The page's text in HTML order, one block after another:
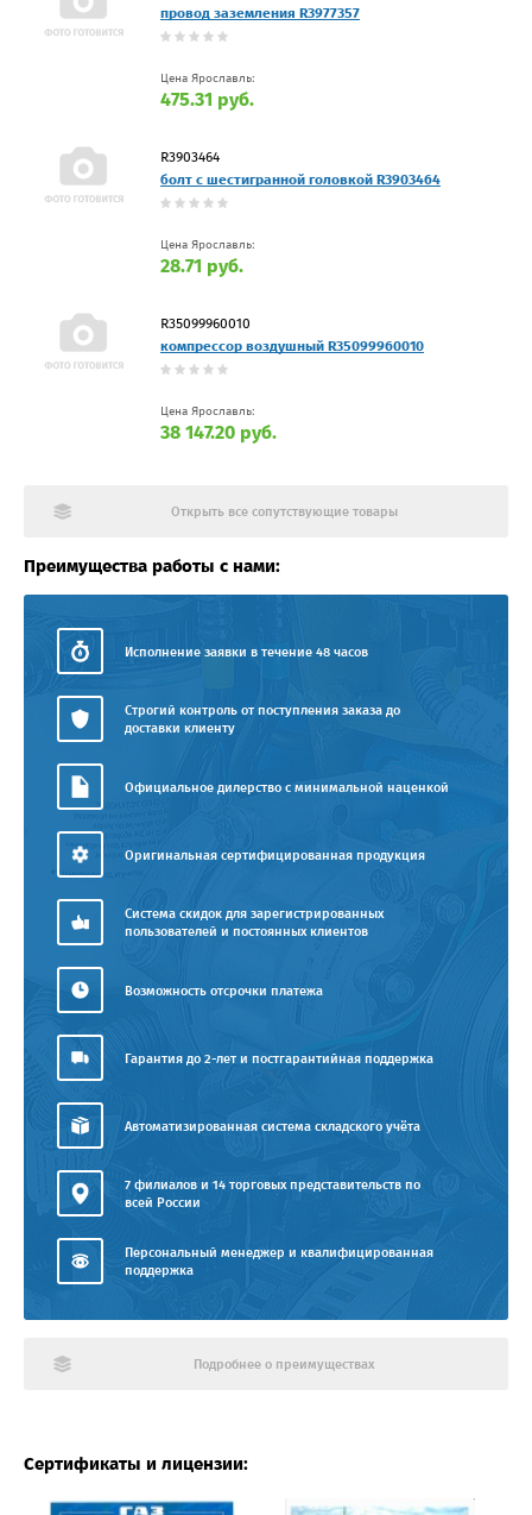
провод заземления R3977357
Цена Ярославль:
475.31 руб.
R3903464
болт с шестигранной головкой R3903464
Цена Ярославль:
28.71 руб.
R35099960010
компрессор воздушный R35099960010
Цена Ярославль:
38 147.20 руб.
Открыть все сопутствующие товары
Преимущества работы с нами:
Исполнение заявки в течение 48 часов
Строгий контроль от поступления заказа до
доставки клиенту
Официальное дилерство с минимальной наценкой
Оригинальная сертифицированная продукция
Система скидок для зарегистрированных
пользователей и постоянных клиентов
Возможность отсрочки платежа
Гарантия до 2-лет и постгарантийная поддержка
Автоматизированная система складского учёта
7 филиалов и 14 торговых представительств по
всей России
Персональный менеджер и квалифицированная
поддержка
Подробнее о преимуществах
Сертификаты и лицензии: